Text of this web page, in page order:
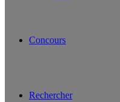
Concours
Rechercher